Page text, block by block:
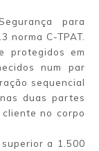
para
norma C-TPAT.
protegidos em
num par
sequencial
duas partes
no corpo
a 1.500